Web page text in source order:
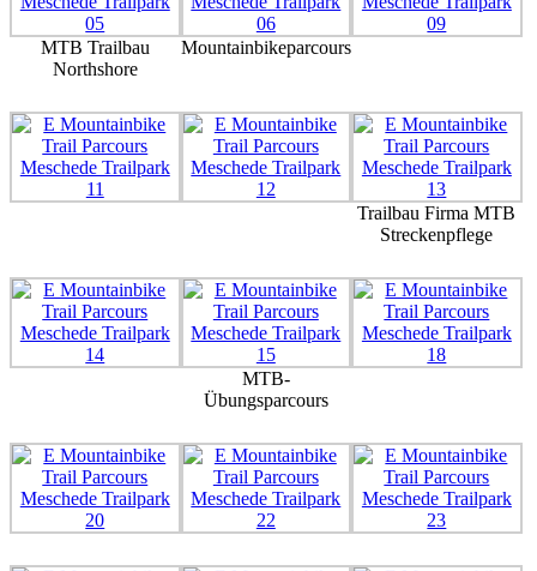
MTB Trailbau
Northshore
Mountainbikeparcours
Trailbau Firma MTB
Streckenpflege
MTB-
Übungsparcours